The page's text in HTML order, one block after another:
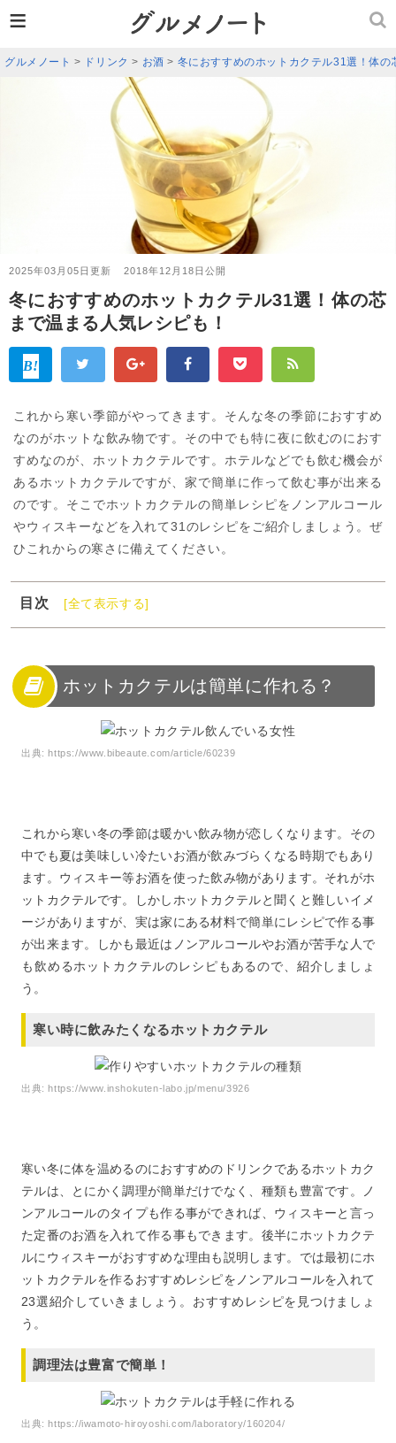
グルメノート > ドリンク > お酒 > 冬におすすめのホットカクテル31選！体
2025年03月05日更新 2018年12月18日公開
冬におすすめのホットカクテル31選！体の芯
まで温まる人気レシピも！
これから寒い季節がやってきます。そんな冬の季節におすすめ
なのがホットな飲み物です。その中でも特に夜に飲むのにおす
すめなのが、ホットカクテルです。ホテルなどでも飲む機会が
あるホットカクテルですが、家で簡単に作って飲む事が出来る
のです。そこでホットカクテルの簡単レシピをノンアルコール
やウィスキーなどを入れて31のレシピをご紹介しましょう。ぜ
ひこれからの寒さに備えてください。
目次
[全て表示する]
1
ホットカクテルは簡単に作れる？
3
ホットカクテルのノンアルコールレシピ
4
ホットカクテルにおすすめなお酒やウイスキーは？
ホットカクテルを作って体の芯からあったまろう！
ホットカクテルは簡単に作れる？
出典:https://www.bibeaute.com/article/60239
これから寒い冬の季節は暖かい飲み物が恋しくなります。その
中でも夏は美味しい冷たいお酒が飲みづらくなる時期でもあり
ます。ウィスキー等お酒を使った飲み物があります。それがホ
ットカクテルです。しかしホットカクテルと聞くと難しいイメ
ージがありますが、実は家にある材料で簡単にレシピで作る事
が出来ます。しかも最近はノンアルコールやお酒が苦手な人で
も飲めるホットカクテルのレシピもあるので、紹介しましょ
う。
寒い時に飲みたくなるホットカクテル
出典:https://www.inshokuten-labo.jp/menu/3926
寒い冬に体を温めるのにおすすめのドリンクであるホットカク
テルは、とにかく調理が簡単だけでなく、種類も豊富です。ノ
ンアルコールのタイプも作る事ができれば、ウィスキーと言っ
た定番のお酒を入れて作る事もできます。後半にホットカクテ
ルにウィスキーがおすすめな理由も説明します。では最初にホ
ットカクテルを作るおすすめレシピをノンアルコールを入れて
23選紹介していきましょう。おすすめレシピを見つけましょ
う。
調理法は豊富で簡単！
出典:https://iwamoto-hiroyoshi.com/laboratory/160204/
≡